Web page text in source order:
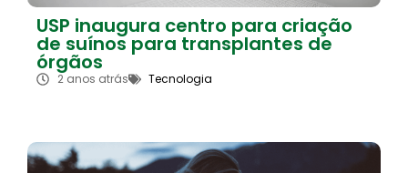
USP inaugura centro para criação
de suínos para transplantes de
órgãos
2 anos atrás Tecnologia